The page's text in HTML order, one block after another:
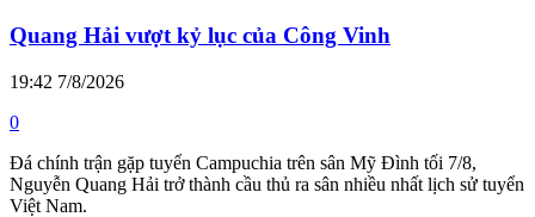
Quang Hải vượt kỷ lục của Công Vinh
19:42 7/8/2026
0
Đá chính trận gặp tuyển Campuchia trên sân Mỹ Đình tối 7/8,
Nguyễn Quang Hải trở thành cầu thủ ra sân nhiều nhất lịch sử tuyển
Việt Nam.